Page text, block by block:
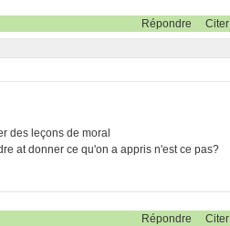
Répondre Citer
des leçons de moral
at donner ce qu'on a appris n'est ce pas?
Répondre Citer